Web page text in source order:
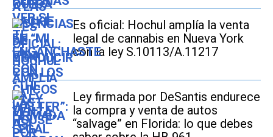
Es oficial: Hochul amplía la venta
legal de cannabis en Nueva York
con la ley S.10113/A.11217
Ley firmada por DeSantis endurece
la compra y venta de autos
“salvage” en Florida: lo que debes